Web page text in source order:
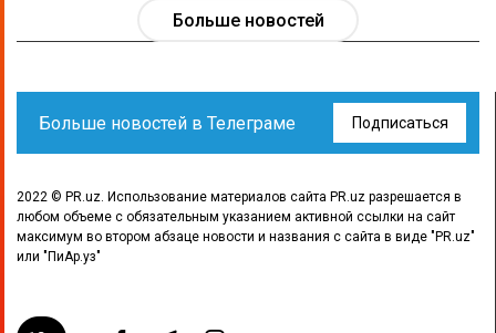
Больше новостей
Больше новостей в Телеграме Подписаться
2022 © PR.uz. Использование материалов сайта PR.uz разрешается в
любом объеме с обязательным указанием активной ссылки на сайт
максимум во втором абзаце новости и названия с сайта в виде "PR.uz"
или "ПиАр.уз"